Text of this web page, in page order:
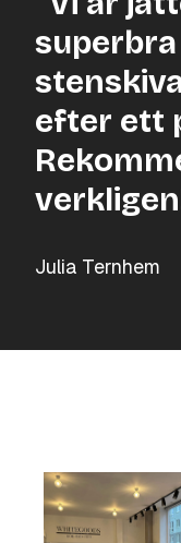
efter ett
Julia Ternhem